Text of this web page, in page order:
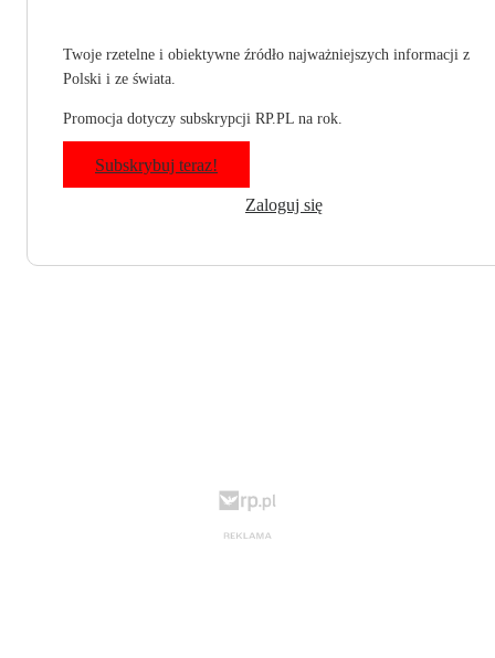
Twoje rzetelne i obiektywne źródło najważniejszych informacji z
Polski i ze świata.
Promocja dotyczy subskrypcji RP.PL na rok.
Subskrybuj teraz!
Zaloguj się